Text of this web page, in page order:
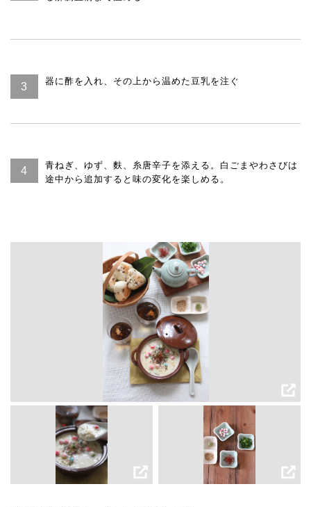
器に酢を入れ、その上から温めた豆乳を注ぐ
青ねぎ、ゆず、麩、糸唐辛子を添える。白ごまやわさびは
途中から追加すると味の変化を楽しめる。